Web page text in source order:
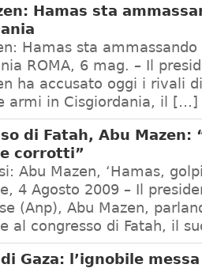
Hamas sta
Hamas sta
ROMA, 6 mag. – Il
ha accusato oggi i rivali
armi in Cisgiordania, il […]
di Fatah, Abu Mazen:
corrotti”
Abu Mazen, ‘Hamas,
4 Agosto 2009 – Il
(Anp), Abu Mazen,
al congresso di Fatah, il
Gaza: l’ignobile